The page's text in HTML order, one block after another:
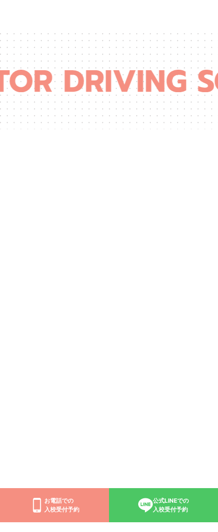
お電話での
入校受付予約
公式LINEでの
入校受付予約